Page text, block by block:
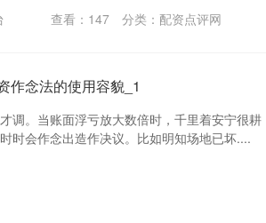
查看： 147 分类： 配资点评网
作念法的使用容貌_1
调。当账面浮亏放大数倍时，千里着安宁很耕
时会作念出造作决议。比如明知场地已坏....